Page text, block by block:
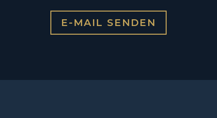
E-MAIL SENDEN